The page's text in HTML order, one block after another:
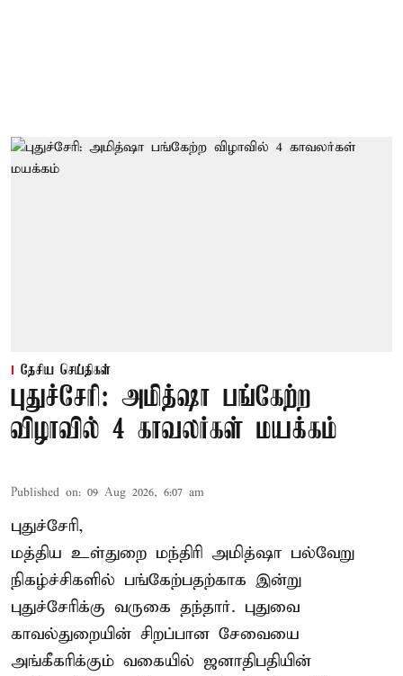
தேசிய செய்திகள்
புதுச்சேரி: அமித்ஷா பங்கேற்ற
விழாவில் 4 காவலர்கள் மயக்கம்
Published on: 09 Aug 2026, 6:07 am
புதுச்சேரி,
மத்திய உள்துறை மந்திரி அமித்ஷா பல்வேறு
நிகழ்ச்சிகளில் பங்கேற்பதற்காக இன்று
புதுச்சேரிக்கு வருகை தந்தார். புதுவை
காவல்துறையின் சிறப்பான சேவையை
அங்கீகரிக்கும் வகையில் ஜனாதிபதியின்